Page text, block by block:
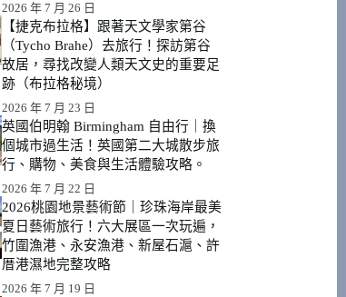
2026 年 7 月 26 日
【捷克布拉格】跟著天文學家第谷
（Tycho Brahe）去旅行！探訪第谷
故居，尋找改變人類天文史的重要足
跡（布拉格秘境）
2026 年 7 月 23 日
英國伯明翰 Birmingham 自由行｜換
個城市過生活！英國第二大城散步旅
行、購物、美食與生活體驗攻略。
2026 年 7 月 22 日
2026桃園地景藝術節｜珍珠海岸最美
夏日藝術旅行！六大展區一次玩遍，
竹圍漁港、永安漁港、新屋石滬、許
厝港濕地完整攻略
2026 年 7 月 19 日